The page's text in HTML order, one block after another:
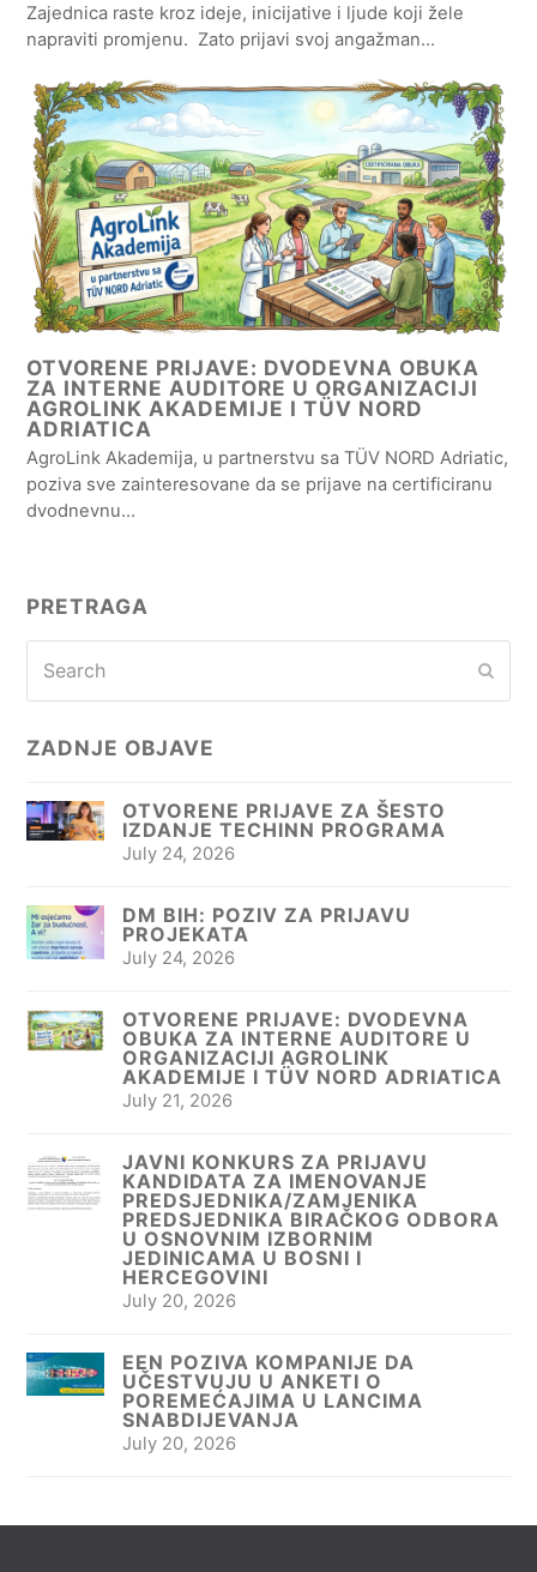
Zajednica raste kroz ideje, inicijative i ljude koji žele
napraviti promjenu. Zato prijavi svoj angažman…
OTVORENE PRIJAVE: DVODEVNA OBUKA
ZA INTERNE AUDITORE U ORGANIZACIJI
AGROLINK AKADEMIJE I TÜV NORD
ADRIATICA
AgroLink Akademija, u partnerstvu sa TÜV NORD Adriatic,
poziva sve zainteresovane da se prijave na certificiranu
dvodnevnu…
PRETRAGA
ZADNJE OBJAVE
OTVORENE PRIJAVE ZA ŠESTO
IZDANJE TECHINN PROGRAMA
July 24, 2026
DM BIH: POZIV ZA PRIJAVU
PROJEKATA
July 24, 2026
OTVORENE PRIJAVE: DVODEVNA
OBUKA ZA INTERNE AUDITORE U
ORGANIZACIJI AGROLINK
AKADEMIJE I TÜV NORD ADRIATICA
July 21, 2026
JAVNI KONKURS ZA PRIJAVU
KANDIDATA ZA IMENOVANJE
PREDSJEDNIKA/ZAMJENIKA
PREDSJEDNIKA BIRAČKOG ODBORA
U OSNOVNIM IZBORNIM
JEDINICAMA U BOSNI I
HERCEGOVINI
July 20, 2026
EEN POZIVA KOMPANIJE DA
UČESTVUJU U ANKETI O
POREMEĆAJIMA U LANCIMA
SNABDIJEVANJA
July 20, 2026